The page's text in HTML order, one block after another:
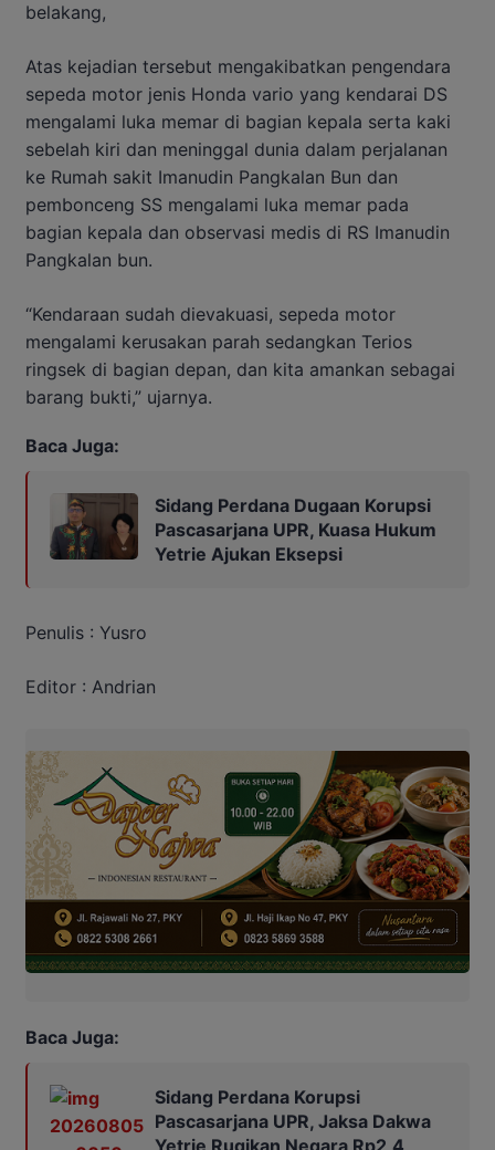
belakang,
Atas kejadian tersebut mengakibatkan pengendara
sepeda motor jenis Honda vario yang kendarai DS
mengalami luka memar di bagian kepala serta kaki
sebelah kiri dan meninggal dunia dalam perjalanan
ke Rumah sakit Imanudin Pangkalan Bun dan
pembonceng SS mengalami luka memar pada
bagian kepala dan observasi medis di RS Imanudin
Pangkalan bun.
“Kendaraan sudah dievakuasi, sepeda motor
mengalami kerusakan parah sedangkan Terios
ringsek di bagian depan, dan kita amankan sebagai
barang bukti,” ujarnya.
Baca Juga:
Sidang Perdana Dugaan Korupsi
Pascasarjana UPR, Kuasa Hukum
Yetrie Ajukan Eksepsi
Penulis : Yusro
Editor : Andrian
Baca Juga:
Sidang Perdana Korupsi
Pascasarjana UPR, Jaksa Dakwa